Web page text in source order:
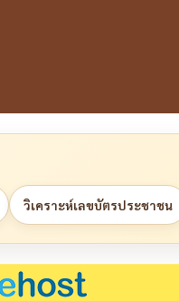
วิเคราะห์เลขบัตรประชาชน